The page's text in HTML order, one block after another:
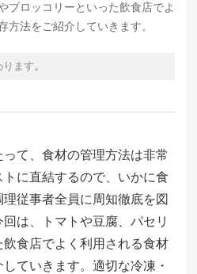
ブロッコリーといった飲食店でよ
方法をご紹介していきます。
ます。
て、食材の管理方法は非常
に直結するので、いかに食
従事者全員に周知徹底を図
は、トマトや豆腐、パセリ
食店でよく利用される食材
ていきます。適切な冷凍・